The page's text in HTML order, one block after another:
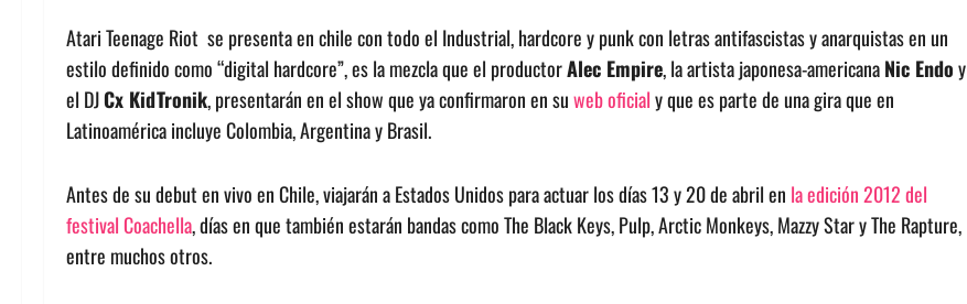
Atari Teenage Riot se presenta en chile con todo el Industrial, hardcore y punk con letras antifascistas y anarquistas en un
estilo definido como “digital hardcore”, es la mezcla que el productorAlec Empire, la artista japonesa-americanaNic Endoy
el DJCx KidTronik, presentarán en el show que ya confirmaron en suweb oficialy que es parte de una gira que en
Latinoamérica incluye Colombia, Argentina y Brasil.
Antes de su debut en vivo en Chile, viajarán a Estados Unidos para actuar los días 13 y 20 de abril en la edición 2012 del
festival Coachella, días en que también estarán bandas como The Black Keys, Pulp, Arctic Monkeys, Mazzy Star y The Rapture,
entre muchos otros.